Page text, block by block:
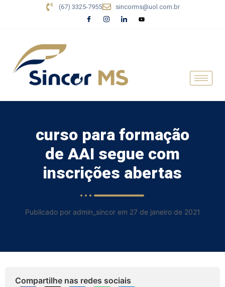
(67) 3325-7955 sincorms@uol.com.br
curso para formação
de AAI segue com
inscrições abertas
Publicado por admin_sincor em 27 de janeiro de 2021
Compartilhe nas redes sociais